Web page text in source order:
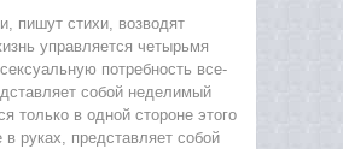
пишут стихи, возводят
управляется четырьмя
потребность все-
собой неделимый
только в одной стороне этого
руках, представляет собой